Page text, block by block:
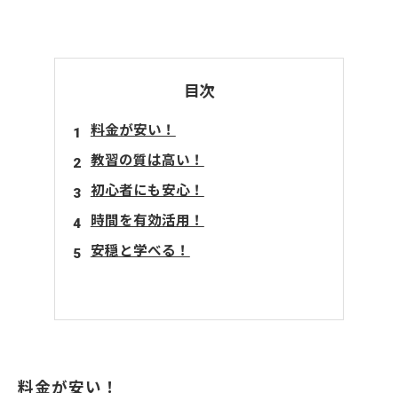
目次
料金が安い！
教習の質は高い！
初心者にも安心！
時間を有効活用！
安穏と学べる！
料金が安い！